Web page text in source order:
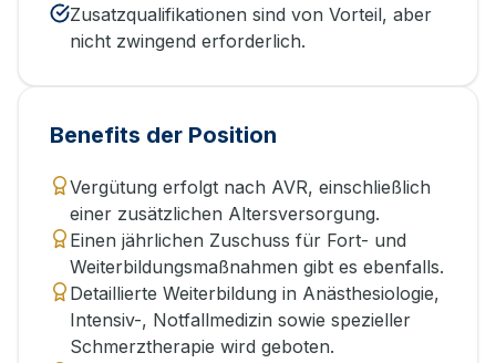
Zusatzqualifikationen sind von Vorteil, aber
nicht zwingend erforderlich.
Benefits der Position
Vergütung erfolgt nach AVR, einschließlich
einer zusätzlichen Altersversorgung.
Einen jährlichen Zuschuss für Fort- und
Weiterbildungsmaßnahmen gibt es ebenfalls.
Detaillierte Weiterbildung in Anästhesiologie,
Intensiv-, Notfallmedizin sowie spezieller
Schmerztherapie wird geboten.